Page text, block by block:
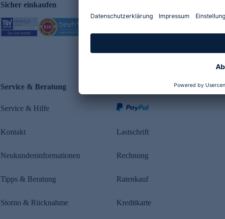
Sicher einkaufen
Service & Beratung
Service & Hilfe
Kontakt
Neukundeninformationen
Tipps & Beratung
Storno & Rücknahme
Lastschrift
Rechnung
Ratenkauf
Kreditkarte